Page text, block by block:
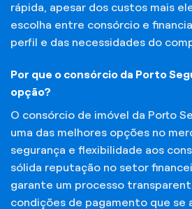
rápida, apesar dos custos mais
escolha entre consórcio e
perfil e das necessidades do
Por que o consórcio da Porto
opção?
O consórcio de imóvel da Porto
uma das melhores opções no
segurança e flexibilidade aos
sólida reputação no setor
garante um processo
condições de pagamento que se